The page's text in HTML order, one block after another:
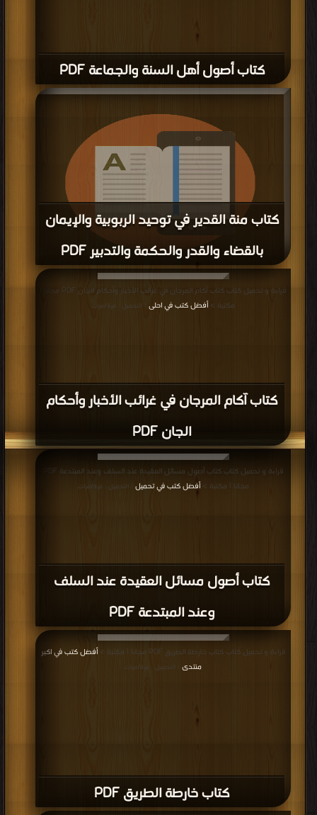
كتاب أصول أهل السنة والجماعة PDF
كتاب منة القدير في توحيد الربوبية والإيمان
بالقضاء والقدر والحكمة والتدبير PDF
قراءة و تحميل كتاب كتاب منة القدير في توحيد الربوبية والإيمان بالقضاء والقدر
والحكمة والتدبير PDF مجانا | مكتبة >
أفضل كتب في احلى| التحميل : مرة/مرات
كتاب آكام المرجان في غرائب الأخبار وأحكام
الجان PDF
قراءة و تحميل كتاب كتاب آكام المرجان في غرائب الأخبار وأحكام الجان PDF مجانا |
مكتبة >أفضل كتب في احلى | التحميل : مرة/مرات
كتاب أصول مسائل العقيدة عند السلف
وعند المبتدعة PDF
قراءة و تحميل كتاب كتاب أصول مسائل العقيدة عند السلف وعند المبتدعة PDF
مجانا | مكتبة >أفضل كتب في تحميل | التحميل : مرة/مرات
كتاب خارطة الطريق PDF
قراءة و تحميل كتاب كتاب خارطة الطريق PDF مجانا | مكتبة >
أفضل كتب في اكبر
منتدى
| التحميل : مرة/مرات